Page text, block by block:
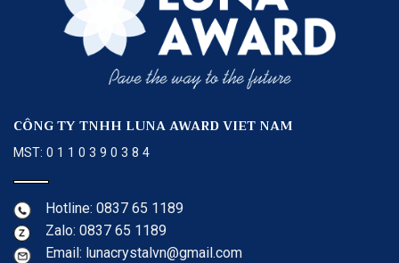
CÔNG TY TNHH LUNA AWARD VIET NAM
MST: 0 1 1 0 3 9 0 3 8 4
Hotline: 0837 65 1189
Zalo: 0837 65 1189
Email: lunacrystalvn@gmail.com